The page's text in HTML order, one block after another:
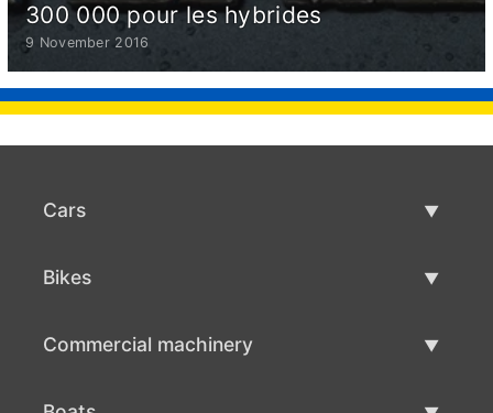
300 000 pour les hybrides
9 November 2016
Cars
Bikes
Commercial machinery